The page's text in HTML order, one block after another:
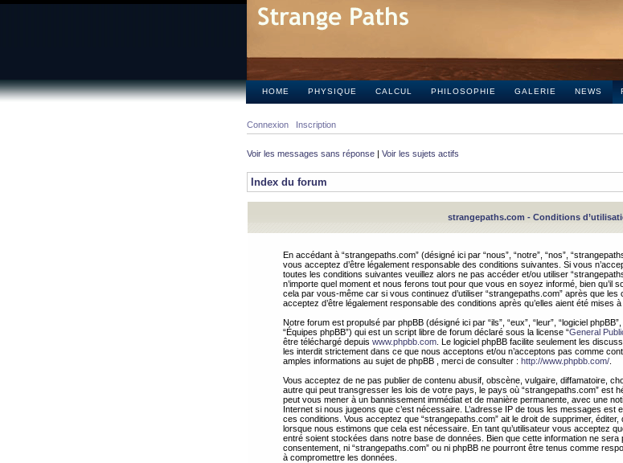
HOME PHYSIQUE CALCUL PHILOSOPHIE GALERIE NEWS
Connexion Inscription
Voir les messages sans réponse | Voir les sujets actifs
Index du forum
strangepaths.com - Conditions
En accédant à “strangepaths.com” (désigné ici par “nous”, “notre”, “nos”,
vous acceptez d’être légalement responsable des conditions suivantes. Si vous
toutes les conditions suivantes veuillez alors ne pas accéder et/ou utiliser
n’importe quel moment et nous ferons tout pour que vous en soyez informé, bien qu’il
cela par vous-même car si vous continuez d’utiliser “strangepaths.com” après que
acceptez d’être légalement responsable des conditions après qu’elles aient été mises à
Notre forum est propulsé par phpBB (désigné ici par “ils”, “eux”, “leur”, “logiciel
“Équipes phpBB”) qui est un script libre de forum déclaré sous la license “General
être téléchargé depuis www.phpbb.com . Le logiciel phpBB facilite seulement les
les interdit strictement dans ce que nous acceptons et/ou n’acceptons pas comme
amples informations au sujet de phpBB , merci de consulter : http://www.phpbb.com/
Vous acceptez de ne pas publier de contenu abusif, obscène, vulgaire, diffamatoire,
autre qui peut transgresser les lois de votre pays, le pays où “strangepaths.com” est
peut vous mener à un bannissement immédiat et de manière permanente, avec une
Internet si nous jugeons que c’est nécessaire. L’adresse IP de tous les messages est
ces conditions. Vous acceptez que “strangepaths.com” ait le droit de supprimer, éditer,
lorsque nous estimons que cela est nécessaire. En tant qu’utilisateur vous acceptez
entré soient stockées dans notre base de données. Bien que cette information ne
consentement, ni “strangepaths.com” ou ni phpBB ne pourront être tenus comme
à compromettre les données.